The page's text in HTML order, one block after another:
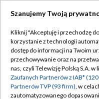
Abonament TVP
Emisja w TVP
Centrum informacji
Szanujemy Twoją
Kliknij "Akceptuję i przechodzę
korzystanie z technologii
dostęp do informacji na Twoim
przechowywanie oraz na
nas, czyli Telewizję Polską S.A.
Zaufanych Partnerów z IAB*
Partnerów TVP (93 firm), w
zautomatyzowanego